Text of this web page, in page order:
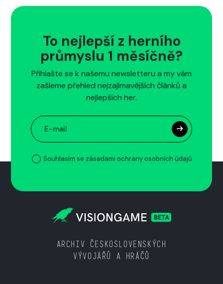
To nejlepší z herního
průmyslu 1 měsíčně?
Přihlašte se k našemu newsletteru a my vám
zašleme přehled nejzajímavějších článků a
nejlepších her.
Souhlasím se zásadami ochrany osobních údajů
ARCHIV ČESKOSLOVENSKÝCH
VÝVOJÁŘŮ A HRÁČŮ